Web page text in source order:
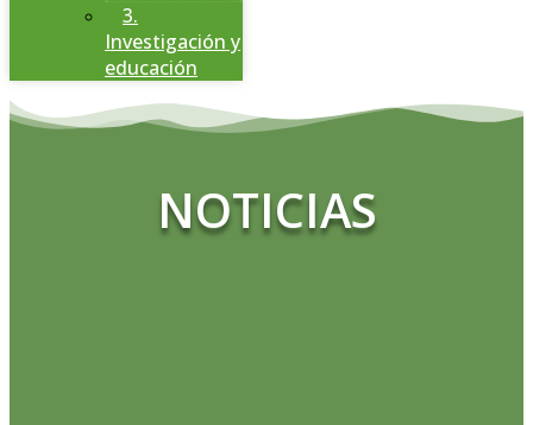
3.
Investigación y
educación
NOTICIAS